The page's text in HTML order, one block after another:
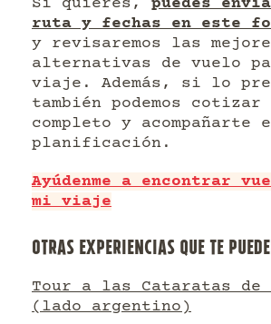
ruta y fechas en este
y revisaremos las
alternativas de vuelo
viaje. Además, si lo
también podemos
completo y acompañarte
planificación.
Ayúdenme a encontrar
mi viaje
OTRAS EXPERIENCIAS QUE TE
Tour a las Cataratas de
(lado argentino)